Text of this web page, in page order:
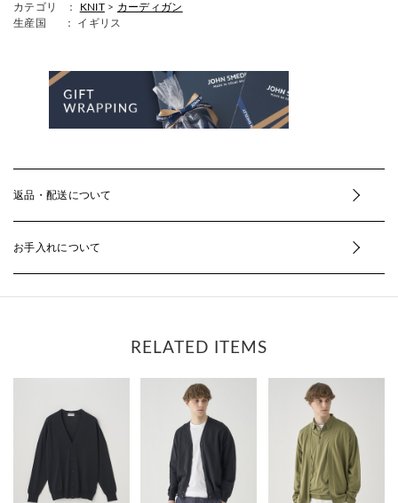
カテゴリ ：
KNIT > カーディガン
生産国
： イギリス
返品・配送について
お手入れについて
RELATED ITEMS